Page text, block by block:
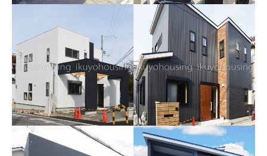
イクヨのオーダーハウ
ス ～2010・Sさま邸～